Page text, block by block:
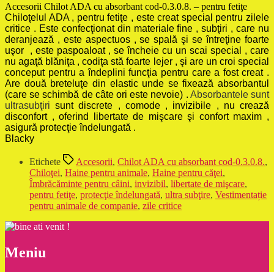
Accesorii Chilot ADA cu absorbant cod-0.3.0.8. – pentru fetiţe
Chiloţelul ADA , pentru fetiţe , este creat special pentru zilele
critice . Este confecţionat din materiale fine , subţiri , care nu
deranjează , este aspectuos , se spală şi se întreţine foarte
uşor , este paspoaloat , se încheie cu un scai special , care
nu agaţă blăniţa , codiţa stă foarte lejer , şi are un croi special
conceput pentru a îndeplini funcţia pentru care a fost creat .
Are două breteluţe din elastic unde se fixează absorbantul
(care se schimbă de câte ori este nevoie) . Absorbantele sunt
ultrasubţiri sunt discrete , comode , invizibile , nu crează
disconfort , oferind libertate de mişcare şi confort maxim ,
asigură protecţie îndelungată .
Blacky
Etichete Accesorii, Chilot ADA cu absorbant cod-0.3.0.8.,
Chiloţei, Haine pentru animale, Haine pentru căţei,
Îmbrăcăminte pentru câini, invizibil, libertate de mişcare,
pentru fetiţe, protecţie îndelungată, ultra subţire, Vestimentație
pentru animale de companie, zile critice
Meniu